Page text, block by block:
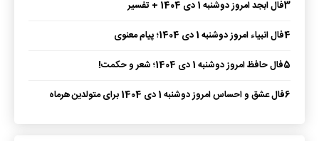
3فال ابجد امروز دوشنبه 1 دی 1404 + تفسیر
4فال انبیاء امروز دوشنبه 1 دی 1404؛ پیام معنوی
5فال حافظ امروز دوشنبه 1 دی 1404؛ شعر و حکمت!
6فال عشق و احساس امروز دوشنبه 1 دی 1404 برای متولدین هرماه